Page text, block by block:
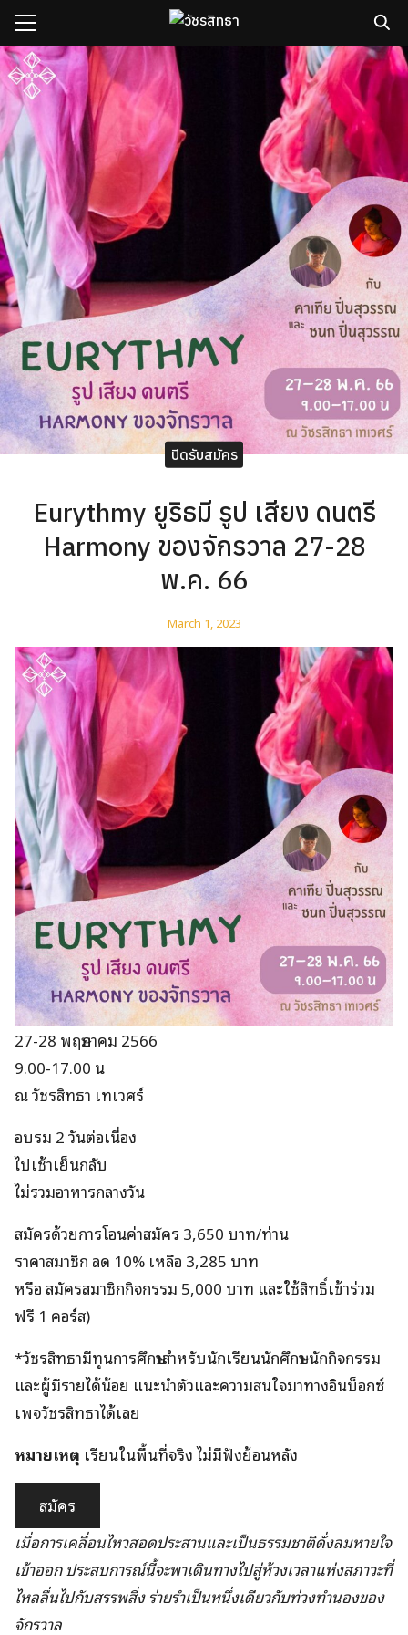
Skip
content
รา
ชรปัญญา
และคอร์ส
ม
รู้
า
Search
for:
ปิดรับสมัคร
Eurythmy ยูริธมี รูป เสียง ดนตรี
Harmony ของจักรวาล 27-28
พ.ค. 66
March 1, 2023
27-28 พฤษภาคม 2566
9.00-17.00 น
ณ วัชรสิทธา เทเวศร์
อบรม 2 วันต่อเนื่อง
ไปเช้าเย็นกลับ
ไม่รวมอาหารกลางวัน
สมัครด้วยการโอนค่าสมัคร 3,650 บาท/ท่าน
ราคาสมาชิก ลด 10% เหลือ 3,285 บาท
หรือ สมัครสมาชิกกิจกรรม 5,000 บาท และใช้สิทธิ์เข้าร่วม
ฟรี 1 คอร์ส)
*วัชรสิทธามีทุนการศึกษาสำหรับนักเรียนนักศึกษา นักกิจกรรม
และผู้มีรายได้น้อย แนะนำตัวและความสนใจมาทางอินบ็อกซ์
เพจวัชรสิทธาได้เลย
หมายเหตุ เรียนในพื้นที่จริง ไม่มีฟังย้อนหลัง
สมัคร
เมื่อการเคลื่อนไหวสอดประสานและเป็นธรรมชาติดั่งลมหายใจ
เข้าออก ประสบการณ์นี้จะพาเดินทางไปสู่ห้วงเวลาแห่งสภาวะที่
ไหลลื่นไปกับสรรพสิ่ง ร่ายรำเป็นหนึ่งเดียวกับท่วงทำนองของ
จักรวาล